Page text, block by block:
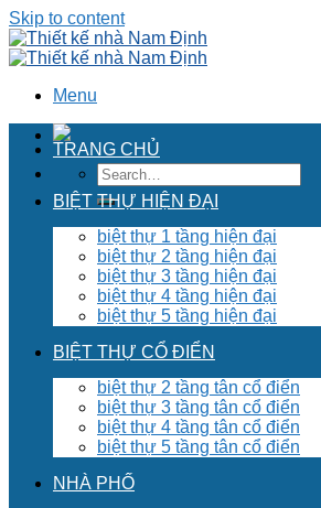
Skip to content
Menu
TRANG CHỦ
BIỆT THỰ HIỆN ĐẠI
biệt thự 1 tầng hiện đại
biệt thự 2 tầng hiện đại
biệt thự 3 tầng hiện đại
biệt thự 4 tầng hiện đại
biệt thự 5 tầng hiện đại
BIỆT THỰ CỔ ĐIỂN
biệt thự 2 tầng tân cổ điển
biệt thự 3 tầng tân cổ điển
biệt thự 4 tầng tân cổ điển
biệt thự 5 tầng tân cổ điển
NHÀ PHỐ